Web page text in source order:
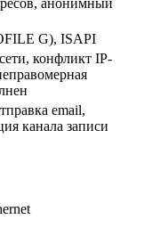
G), ISAPI
конфликт IP-
email,
канала записи